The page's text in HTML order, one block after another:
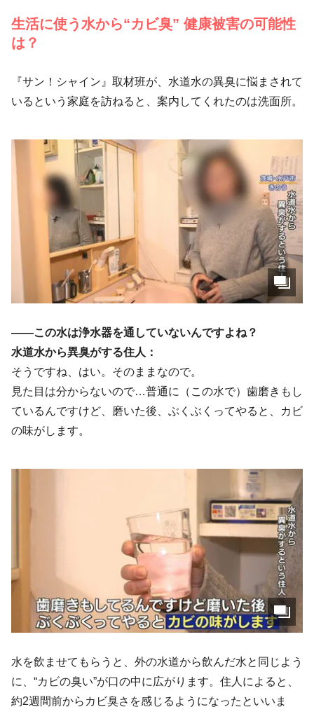
生活に使う水から“カビ臭” 健康被害の可能性
は？
『サン！シャイン』取材班が、水道水の異臭に悩まされて
いるという家庭を訪ねると、案内してくれたのは洗面所。
――この水は浄水器を通していないんですよね？
水道水から異臭がする住人：
そうですね、はい。そのままなので。
見た目は分からないので…普通に（この水で）歯磨きもし
ているんですけど、磨いた後、ぶくぶくってやると、カビ
の味がします。
水を飲ませてもらうと、外の水道から飲んだ水と同じよう
に、“カビの臭い”が口の中に広がります。住人によると、
約2週間前からカビ臭さを感じるようになったといいま